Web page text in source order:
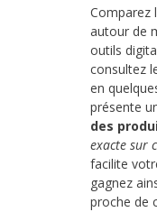
Comparez
autour de
outils
consultez
en
présente
des
exacte sur
facilite
gagnez
proche de